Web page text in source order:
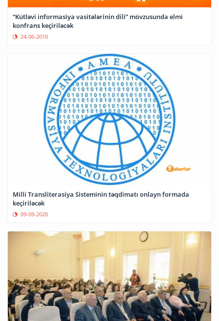
“Kütləvi informasiya vasitələrinin dili” mövzusunda elmi
konfrans keçiriləcək
24-06-2010
Milli Transliterasiya Sisteminin təqdimatı onlayn formada
keçiriləcək
09-09-2020